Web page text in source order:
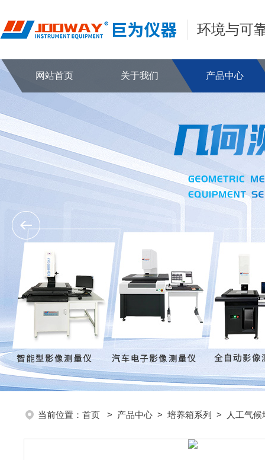
环境与可
网站首页 关于我们 产品中心
当前位置： 首页 > 产品中心 > 培养箱系列 > 人工气候